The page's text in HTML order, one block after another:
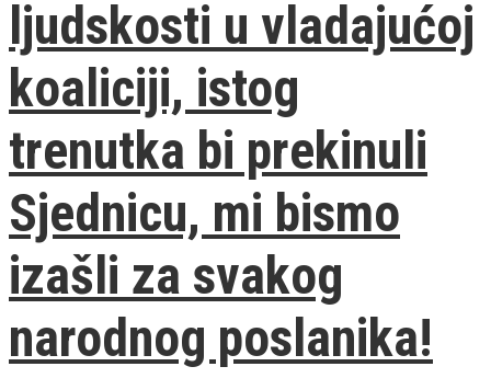
ljudskosti u vladajućoj
koaliciji, istog
trenutka bi prekinuli
Sjednicu, mi bismo
izašli za svakog
narodnog poslanika!